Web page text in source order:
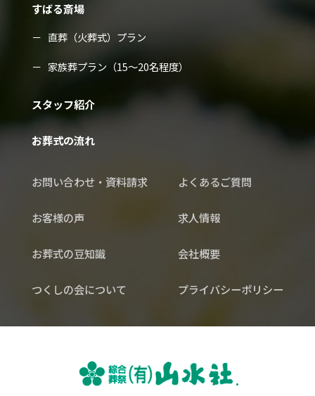
すばる斎場
直葬（火葬式）プラン
家族葬プラン（15～20名程度）
スタッフ紹介
お葬式の流れ
お問い合わせ・資料請求
お客様の声
お葬式の豆知識
つくしの会について
よくあるご質問
求人情報
会社概要
プライバシーポリシー